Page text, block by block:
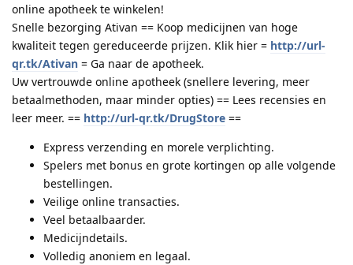
online apotheek te winkelen!
Snelle bezorging Ativan == Koop medicijnen van hoge
kwaliteit tegen gereduceerde prijzen. Klik hier = http://url-
qr.tk/Ativan = Ga naar de apotheek.
Uw vertrouwde online apotheek (snellere levering, meer
betaalmethoden, maar minder opties) == Lees recensies en
leer meer. == http://url-qr.tk/DrugStore ==
Express verzending en morele verplichting.
Spelers met bonus en grote kortingen op alle volgende
bestellingen.
Veilige online transacties.
Veel betaalbaarder.
Medicijndetails.
Volledig anoniem en legaal.